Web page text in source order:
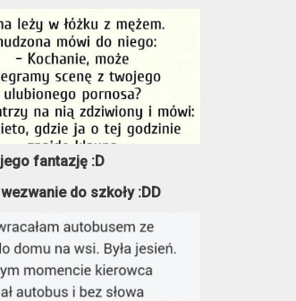
jego fantazję :D
do szkoły :DD